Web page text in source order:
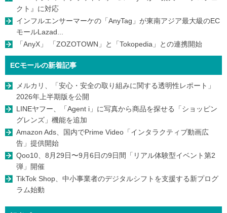
クト』に対応
インフルエンサーマーケの「AnyTag」が東南アジア最大級のEC
モールLazad...
「AnyX」 「ZOZOTOWN」と「Tokopedia」との連携開始
ECモールの新着記事
メルカリ、「安心・安全の取り組みに関する透明性レポート」
2026年上半期版を公開
LINEヤフー、「Agent i」に写真から商品を探せる「ショッピン
グレンズ」機能を追加
Amazon Ads、国内でPrime Video「インタラクティブ動画広
告」提供開始
Qoo10、8月29日〜9月6日の9日間「リアル体験型イベント第2
弾」開催
TikTok Shop、中小事業者のデジタルシフトを支援する新プログ
ラム始動